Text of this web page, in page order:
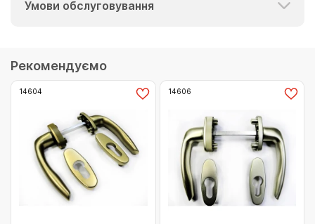
Умови обслуговування
Рекомендуємо
14604 14606